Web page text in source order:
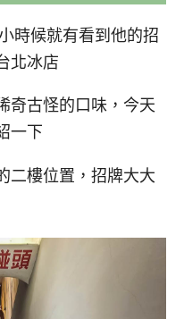
時候就有看到他的招
北冰店
奇古怪的口味，今天
一下
二樓位置，招牌大大